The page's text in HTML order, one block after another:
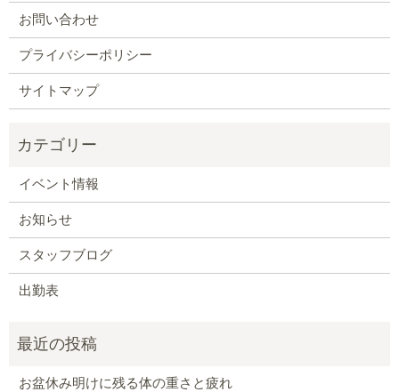
お問い合わせ
プライバシーポリシー
サイトマップ
イベント情報
お知らせ
スタッフブログ
出勤表
お盆休み明けに残る体の重さと疲れ